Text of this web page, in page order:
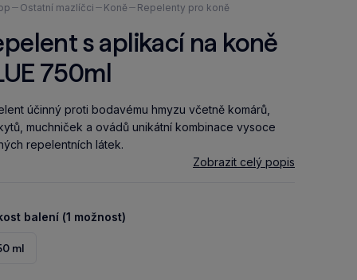
Ostatní mazlíčci Koně Repelenty pro koně
s aplikací na koně
750ml
účinný proti bodavému hmyzu včetně komárů,
muchniček a ovádů unikátní kombinace vysoce
repelentních látek.
Zobrazit celý popis
balení (1 možnost)
ml